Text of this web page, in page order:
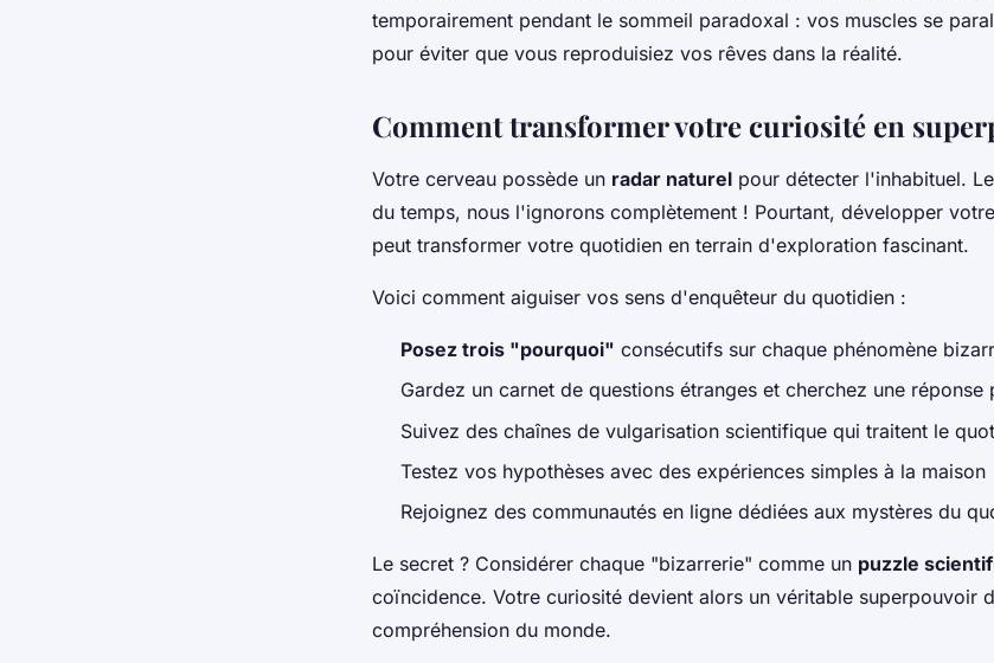
temporairement pendant le sommeil paradoxal : vos muscles se
pour éviter que vous reproduisiez vos rêves dans la réalité.
Comment transformer votre curiosité en
Votre cerveau possède un radar naturel pour détecter l'inhabituel.
du temps, nous l'ignorons complètement ! Pourtant, développer
peut transformer votre quotidien en terrain d'exploration fascinant.
Voici comment aiguiser vos sens d'enquêteur du quotidien :
Posez trois "pourquoi" consécutifs sur chaque phénomène
Gardez un carnet de questions étranges et cherchez une réponse
Suivez des chaînes de vulgarisation scientifique qui traitent le
Testez vos hypothèses avec des expériences simples à la maison
Rejoignez des communautés en ligne dédiées aux mystères du
Le secret ? Considérer chaque "bizarrerie" comme un puzzle
coïncidence. Votre curiosité devient alors un véritable superpouvoir
compréhension du monde.